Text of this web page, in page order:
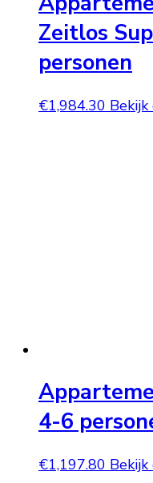
Zeitlos
personen
€1,984.30 Bekijk
4-6
€1,197.80 Bekijk